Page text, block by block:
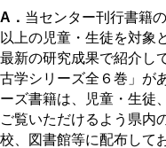
A． 当センター刊行書籍
以上の児童・生徒を対象
最新の研究成果で紹介し
古学シリーズ全６巻」が
ーズ書籍は、児童・生徒
ご覧いただけるよう県内
校、図書館等に配布して